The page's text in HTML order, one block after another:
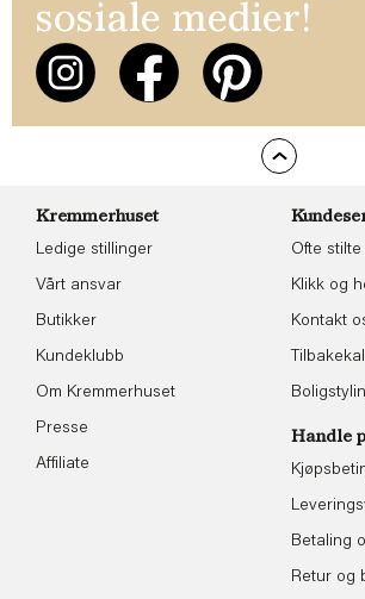
sosiale medier!
Kremmerhuset
Ledige stillinger
Vårt ansvar
Butikker
Kundeklubb
Om Kremmerhuset
Presse
Affiliate
Ofte
Klikk og
Kontakt
Handle
Betaling
Retur og